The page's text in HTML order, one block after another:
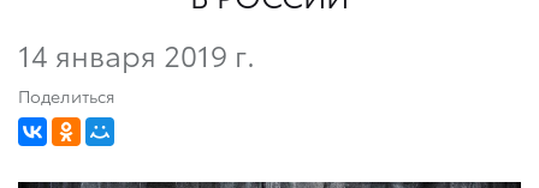
14 января 2019 г.
Поделиться